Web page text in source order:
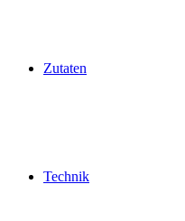
Zutaten
Technik